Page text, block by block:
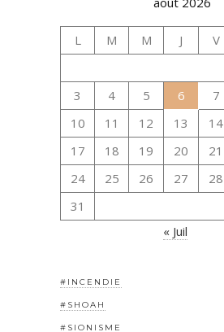
L M M J V
3
4 5 6 7
10
11 12 13 14
17
18 19 20 21
24
25 26 27 28
31
« Juil
#INCENDIE
#SHOAH
#SIONISME